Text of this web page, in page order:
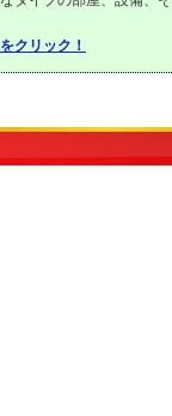
クリック！